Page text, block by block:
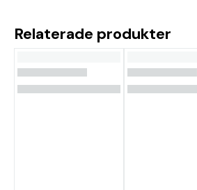
Relaterade produkter